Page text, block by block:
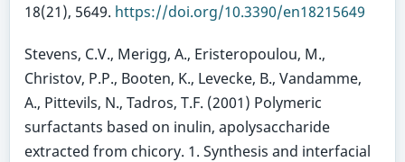
18(21), 5649. https://doi.org/10.3390/en18215649
Stevens, C.V., Merigg, A., Eristeropoulou, M.,
Christov, P.P., Booten, K., Levecke, B., Vandamme,
A., Pittevils, N., Tadros, T.F. (2001) Polymeric
surfactants based on inulin, apolysaccharide
extracted from chicory. 1. Synthesis and interfacial